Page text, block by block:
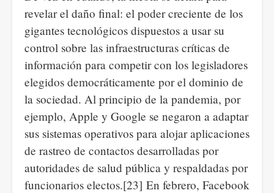
revelar el daño final: el poder creciente de los
gigantes tecnológicos dispuestos a usar su
control sobre las infraestructuras críticas de
información para competir con los legisladores
elegidos democráticamente por el dominio de
la sociedad. Al principio de la pandemia, por
ejemplo, Apple y Google se negaron a adaptar
sus sistemas operativos para alojar aplicaciones
de rastreo de contactos desarrolladas por
autoridades de salud pública y respaldadas por
funcionarios electos.[23] En febrero, Facebook